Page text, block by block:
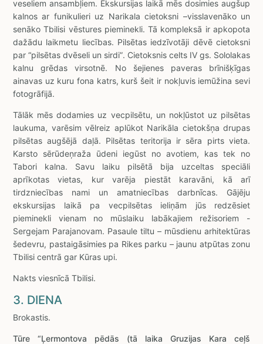
veseliem ansambļiem. Ekskursijas laikā mēs dosimies augšup
kalnos ar funikulieri uz Narikala cietoksni –visslavenāko un
senāko Tbilisi vēstures pieminekli. Tā kompleksā ir apkopota
dažādu laikmetu liecības. Pilsētas iedzīvotāji dēvē cietoksni
par “pilsētas dvēseli un sirdi”. Cietoksnis celts IV gs. Sololakas
kalnu grēdas virsotnē. No šejienes paveras brīnišķīgas
ainavas uz kuru fona katrs, kurš šeit ir nokļuvis iemūžina sevi
fotogrāfijā.
Tālāk mēs dodamies uz vecpilsētu, un nokļūstot uz pilsētas
laukuma, varēsim vēlreiz aplūkot Narikāla cietokšņa drupas
pilsētas augšējā daļā. Pilsētas teritorija ir sēra pirts vieta.
Karsto sērūdeņraža ūdeni iegūst no avotiem, kas tek no
Tabori kalna. Savu laiku pilsētā bija uzceltas speciāli
aprīkotas vietas, kur varēja piestāt karavāni, kā arī
tirdzniecības nami un amatniecības darbnīcas. Gājēju
ekskursijas laikā pa vecpilsētas ieliņām jūs redzēsiet
pieminekli vienam no mūslaiku labākajiem režisoriem -
Sergejam Parajanovam. Pasaule tiltu – mūsdienu arhitektūras
šedevru, pastaigāsimies pa Rikes parku – jaunu atpūtas zonu
Tbilisi centrā gar Kūras upi.
Nakts viesnīcā Tbilisi.
3. DIENA
Brokastis.
Tūre “Ļermontova pēdās (tā laika Gruzijas Kara ceļš